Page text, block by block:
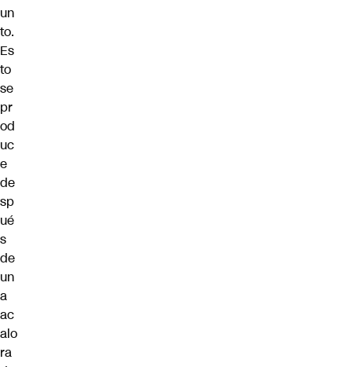
un
to.
Es
to
se
pr
od
uc
e
de
sp
ué
s
de
un
a
ac
alo
ra